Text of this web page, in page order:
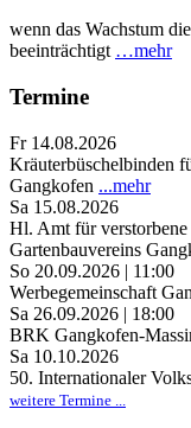
wenn das Wachstum
beeinträchtigt …mehr
Termine
Fr 14.08.2026
Kräuterbüschelbinden
Gangkofen ...mehr
Sa 15.08.2026
Hl. Amt für
Gartenbauvereins
So 20.09.2026 | 11:00
Werbegemeinschaft
Sa 26.09.2026 | 18:00
BRK Gangkofen-
Sa 10.10.2026
50. Internationaler
weitere Termine ...